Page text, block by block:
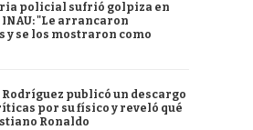
policial sufrió golpiza en
"Le arrancaron
y se los mostraron como
publicó un descargo
por su físico y reveló qué
Ronaldo